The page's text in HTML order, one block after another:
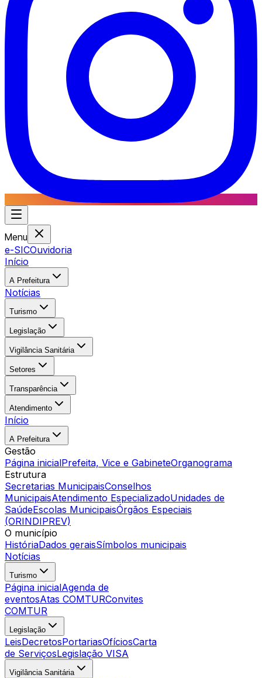
Menu
e-SICOuvidoria
Início
A Prefeitura
Notícias
Turismo
Legislação
Vigilância Sanitária
Setores
Transparência
Atendimento
Início
A Prefeitura
Gestão
Página inicialPrefeita, Vice e GabineteOrganograma
Estrutura
Secretarias MunicipaisConselhos
MunicipaisAtendimento EspecializadoUnidades de
SaúdeEscolas MunicipaisÓrgãos Especiais
(ORINDIPREV)
O município
HistóriaDados geraisSímbolos municipais
Notícias
Turismo
Página inicialAgenda de
eventosAtas COMTURConvites
COMTUR
Legislação
LeisDecretosPortariasOfíciosCarta
de ServiçosLegislação VISA
Vigilância Sanitária